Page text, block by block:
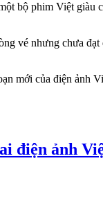
bộ phim Việt giàu
vé nhưng chưa
mới của điện ảnh
điện ảnh